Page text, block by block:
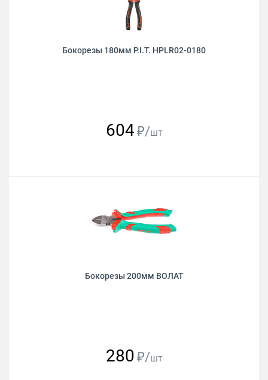
Бокорезы 180мм P.I.T. HPLR02-0180
604₽/шт
Бокорезы 200мм ВОЛАТ
280 ₽/шт